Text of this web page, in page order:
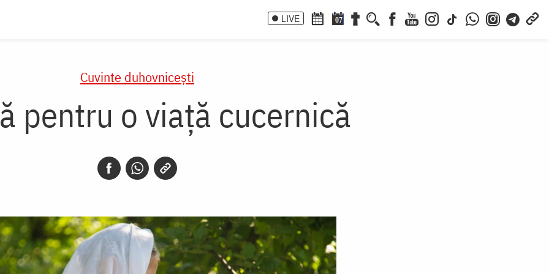
LIVE 07
Cuvinte duhovnicești
pentru o viață cucernică